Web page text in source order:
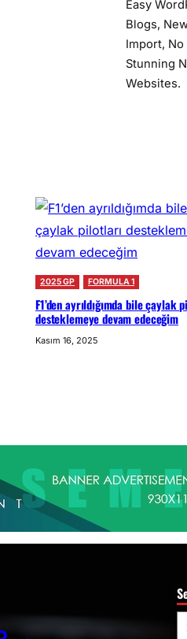
Easy
Blogs,
Import,
Stunning
Websites.
2025 GP FORMULA 1
F1’den ayrıldığımda bile çaylak
desteklemeye devam edeceğim
Kasım 16, 2025